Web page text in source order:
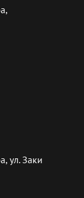
ул. Заки